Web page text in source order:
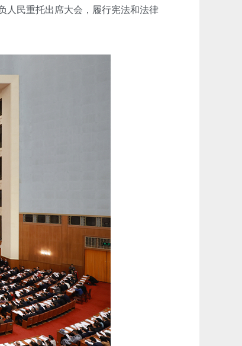
民重托出席大会，履行宪法和法律